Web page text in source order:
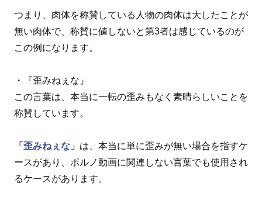
つまり、肉体を称賛している人物の肉体は大したことが
無い肉体で、称賛に値しないと第3者は感じているのが
この例になります。
・『歪みねぇな』
この言葉は、本当に一転の歪みもなく素晴らしいことを
称賛しています。
「歪みねぇな」 は、本当に単に歪みが無い場合を指すケ
ースがあり、ポルノ動画に関連しない言葉でも使用され
るケースがあります。